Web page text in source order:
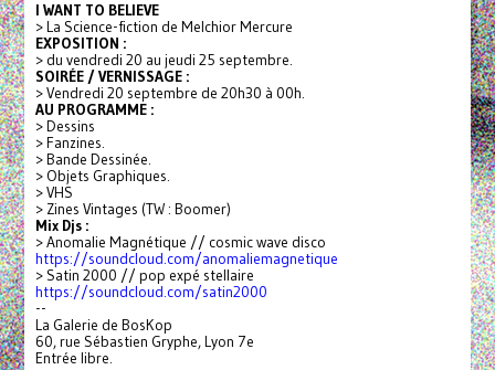
I WANT TO BELIEVE
> La Science-fiction de Melchior Mercure
EXPOSITION :
> du vendredi 20 au jeudi 25 septembre.
SOIRÉE / VERNISSAGE :
> Vendredi 20 septembre de 20h30 à 00h.
AU PROGRAMME :
> Dessins
> Fanzines.
> Bande Dessinée.
> Objets Graphiques.
> VHS
> Zines Vintages (TW : Boomer)
Mix Djs :
> Anomalie Magnétique // cosmic wave disco
https://soundcloud.com/anomaliemagnetique
> Satin 2000 // pop expé stellaire
https://soundcloud.com/satin2000
--
La Galerie de BosKop
60, rue Sébastien Gryphe, Lyon 7e
Entrée libre.